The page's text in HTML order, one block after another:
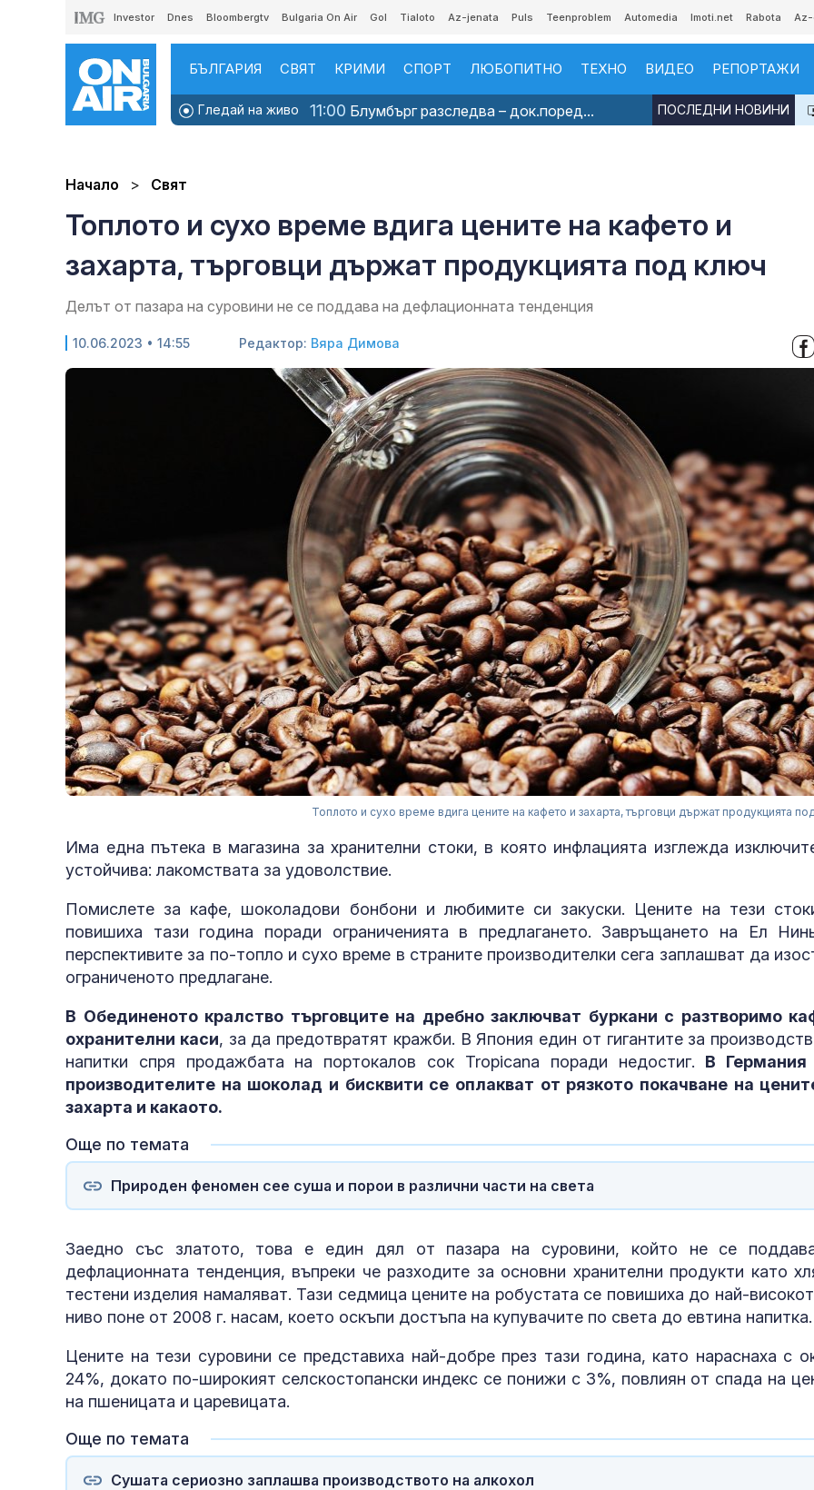
Investor Dnes Bloombergtv Bulgaria On Air Gol Tialoto Az-jenata Puls Teenproblem Automedia Imoti.net Rabota
БЪЛГАРИЯ СВЯТ КРИМИ СПОРТ ЛЮБОПИТНО ТЕХНО ВИДЕО РЕПОРТАЖИ
Гледай на живо 11:00 Блумбърг разследва – док.поред... ПОСЛЕДНИ НОВИНИ
Начало Свят
Топлото и сухо време вдига цените на кафето и
захарта, търговци държат продукцията под ключ
Делът от пазара на суровини не се поддава на дефлационната тенденция
10.06.2023 • 14:55 Редактор: Вяра Димова
Топлото и сухо време вдига цените на кафето и захарта, търговци държат продукцията
Има една пътека в магазина за хранителни стоки, в която инфлацията изглежда
устойчива: лакомствата за удоволствие.
Помислете за кафе, шоколадови бонбони и любимите си закуски. Цените на тези
повишиха тази година поради ограниченията в предлагането. Завръщането на Ел
перспективите за по-топло и сухо време в страните производителки сега заплашват да
ограниченото предлагане.
В Обединеното кралство търговците на дребно заключват буркани с разтворимо
охранителни каси, за да предотвратят кражби. В Япония един от гигантите за
напитки спря продажбата на портокалов сок Tropicana поради недостиг. В Германия
производителите на шоколад и бисквити се оплакват от рязкото покачване на
захарта и какаото.
Още по темата
Природен феномен сее суша и порои в различни части на света
Заедно със златото, това е един дял от пазара на суровини, който не се
дефлационната тенденция, въпреки че разходите за основни хранителни продукти като
тестени изделия намаляват. Тази седмица цените на робустата се повишиха до най-
ниво поне от 2008 г. насам, което оскъпи достъпа на купувачите по света до евтина напитка.
Цените на тези суровини се представиха най-добре през тази година, като нараснаха с
24%, докато по-широкият селскостопански индекс се понижи с 3%, повлиян от спада на
на пшеницата и царевицата.
Още по темата
Сушата сериозно заплашва производството на алкохол
Адвокат за
Не съм
безпрецедентен
автомобила
Руски удари
трима души,
дете, в
на Киев
Вносът на
от Украйна